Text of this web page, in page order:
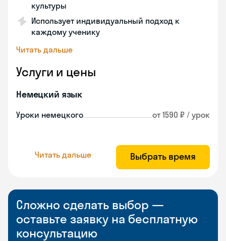
культуры
Использует индивидуальный подход к
каждому ученику
Читать дальше
Услуги и цены
Немецкий язык
Уроки немецкого от 1590 ₽ / урок
Читать дальше Выбрать время
Сложно сделать выбор —
оставьте заявку на бесплатную
консультацию